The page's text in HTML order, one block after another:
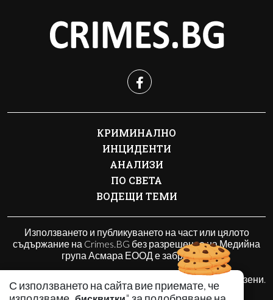
С използването на сайта вие приемате, че
КРИМИНАЛНО
ИНЦИДЕНТИ
АНАЛИЗИ
ПО СВЕТА
ВОДЕЩИ ТЕМИ
Използването и публикуването на част или цялото
съдържание на Crimes.BG без разрешение на Медийна
група Асмара ЕООД е забранено.
© 2010 - 2026 | Crimes.BG. Всички права запазени.